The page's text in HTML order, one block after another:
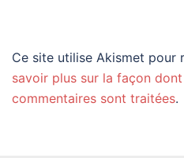
Ce site utilise Akismet pour
savoir plus sur la façon
commentaires sont traitées.